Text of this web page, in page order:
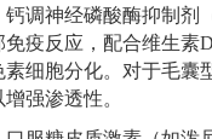
钙调神经磷酸酶抑制剂
免疫反应，配合维生素
素细胞分化。对于毛囊
强渗透性。